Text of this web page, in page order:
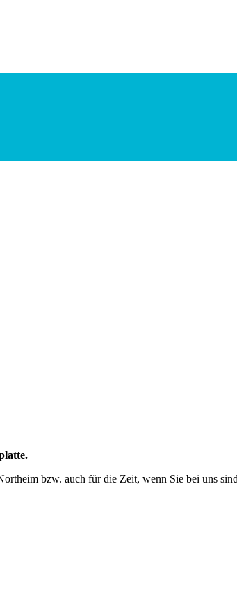
bzw. auch für die Zeit, wenn Sie bei uns